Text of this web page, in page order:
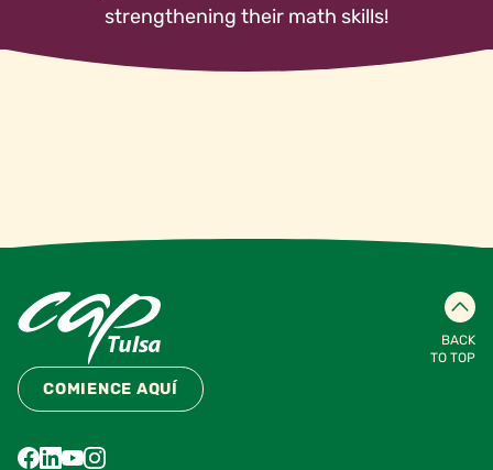
strengthening their math skills!
BACK
TO TOP
COMIENCE AQUÍ
Find us on Facebook
Find us on LinkedIn
Find us on YouTube
Find us on Instagram
Find us on Pinterest
Find us on Vimeo